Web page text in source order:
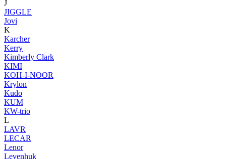
J
JIGGLE
Jovi
K
Karcher
Kerry
Kimberly Clark
KIMI
KOH-I-NOOR
Krylon
Kudo
KUM
KW-trio
L
LAVR
LECAR
Lenor
Levenhuk